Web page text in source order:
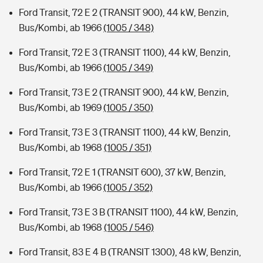
Ford Transit, 72 E 2 (TRANSIT 900), 44 kW, Benzin,
Bus/Kombi, ab 1966(1005 / 348)
Ford Transit, 72 E 3 (TRANSIT 1100), 44 kW, Benzin,
Bus/Kombi, ab 1966(1005 / 349)
Ford Transit, 73 E 2 (TRANSIT 900), 44 kW, Benzin,
Bus/Kombi, ab 1969(1005 / 350)
Ford Transit, 73 E 3 (TRANSIT 1100), 44 kW, Benzin,
Bus/Kombi, ab 1968 (1005 / 351)
Ford Transit, 72 E 1 (TRANSIT 600), 37 kW, Benzin,
Bus/Kombi, ab 1966(1005 / 352)
Ford Transit, 73 E 3 B (TRANSIT 1100), 44 kW, Benzin,
Bus/Kombi, ab 1968 (1005 / 546)
Ford Transit, 83 E 4 B (TRANSIT 1300), 48 kW, Benzin,